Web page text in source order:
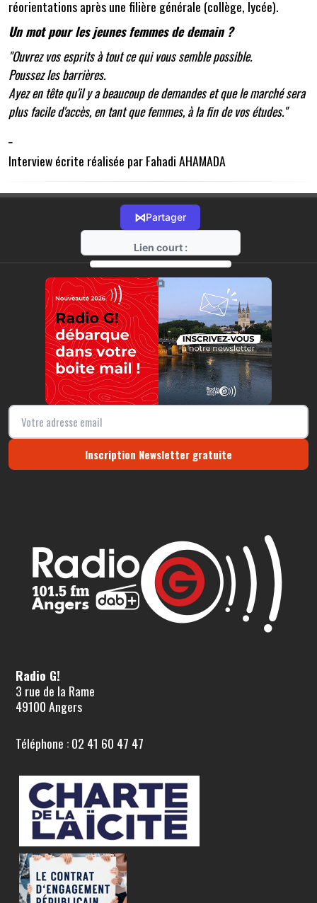
réorientations après une filière générale (collège, lycée).
Un mot pour les jeunes femmes de demain ?
"Ouvrez vos esprits à tout ce qui vous semble possible.
Poussez les barrières.
Ayez en tête qu'il y a beaucoup de demandes et que le marché sera
plus facile d'accès, en tant que femmes, à la fin de vos études."
Interview écrite réalisée par Fahadi AHAMADA
⋈Partager
Lien court :
https://radio-g.fr?10610
⧉
Inscription Newsletter gratuite
Radio G!
3 rue de la Rame
49100 Angers
Téléphone : 02 41 60 47 47